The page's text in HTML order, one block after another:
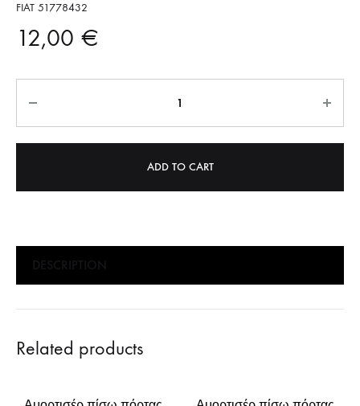
FIAT 51778432
12,00 €
ADD TO CART
DESCRIPTION
Related products